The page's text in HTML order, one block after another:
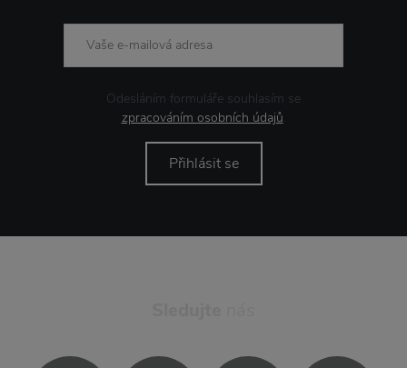
Odesláním formuláře souhlasím se
zpracováním osobních údajů.
Přihlásit se